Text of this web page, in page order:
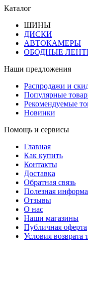
Каталог
ШИНЫ
ДИСКИ
АВТОКАМЕРЫ
ОБОДНЫЕ
Наши предложения
Распродажи и
Популярные
Рекомендуемые
Новинки
Помощь и сервисы
Главная
Как купить
Контакты
Доставка
Обратная связь
Полезная
Отзывы
О нас
Наши магазины
Публичная оферта
Условия возврата